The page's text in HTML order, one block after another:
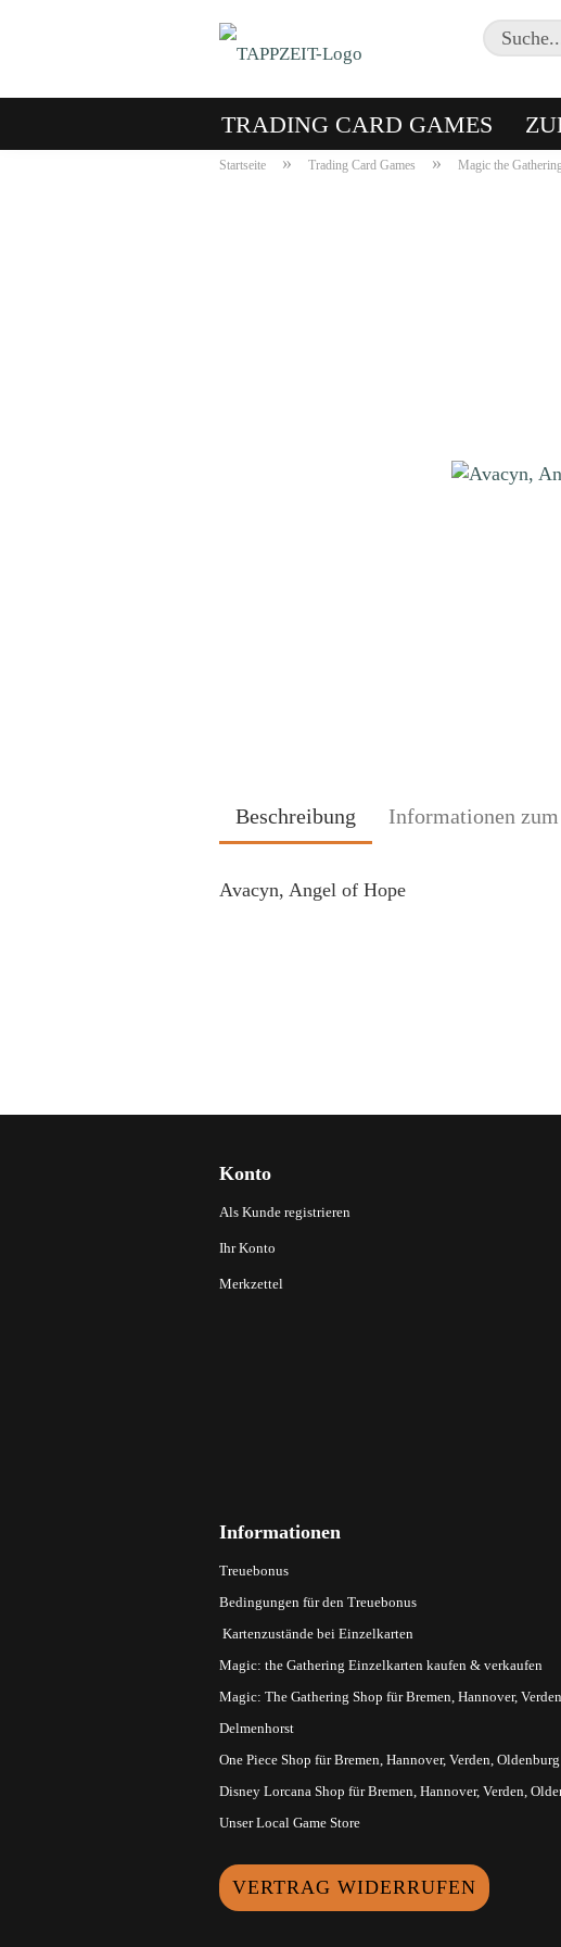
TRADING CARD GAMES
Startseite » Trading Card Games » Magic the
Beschreibung Informationen
Avacyn, Angel of Hope
Konto
Als Kunde registrieren
Ihr Konto
Merkzettel
Informationen
Treuebonus
Bedingungen für den Treuebonus
Kartenzustände bei Einzelkarten
Magic: the Gathering Einzelkarten kaufen & verkaufen
Magic: The Gathering Shop für Bremen, Hannover,
Delmenhorst
One Piece Shop für Bremen, Hannover, Verden,
Disney Lorcana Shop für Bremen, Hannover, Verden,
Unser Local Game Store
VERTRAG WIDERRUFEN